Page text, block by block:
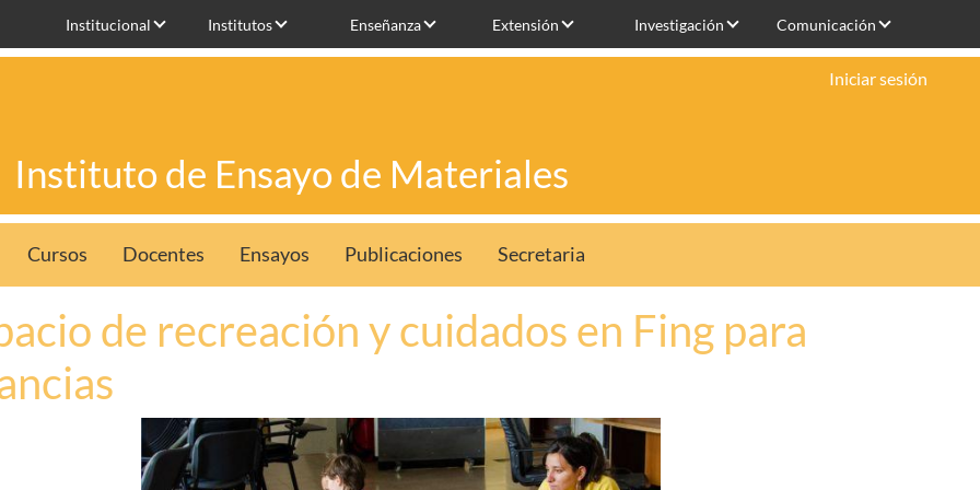
Institucional Institutos Enseñanza Extensión Investigación Comunicación
Instituto de Ensayo de Materiales
Iniciar sesión
Cursos Docentes Ensayos Publicaciones Secretaria
de recreación y cuidados en Fing para